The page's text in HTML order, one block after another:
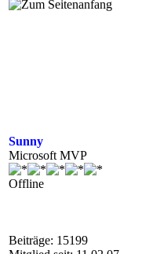
Sunny
Microsoft MVP
Offline
Beiträge: 15199